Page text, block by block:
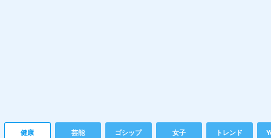
健康 芸能 ゴシップ 女子 トレンド